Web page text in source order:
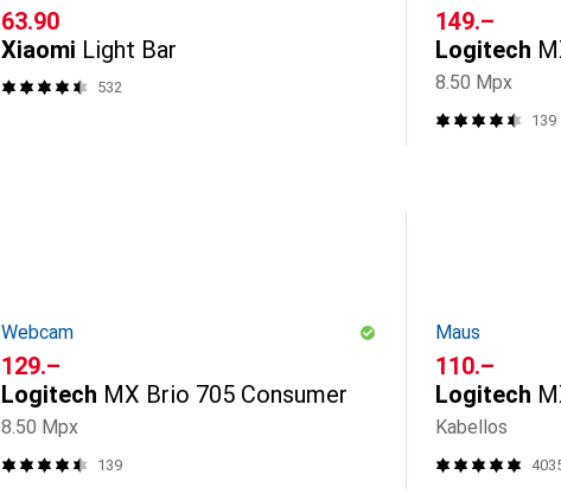
CHF
63.90
Xiaomi Light Bar
532
CHF
149.–
Logitech
8.50 Mpx
139
Webcam
CHF
129.–
Logitech MX Brio 705 Consumer
8.50 Mpx
139
Maus
CHF
110.–
Logitech
Kabellos